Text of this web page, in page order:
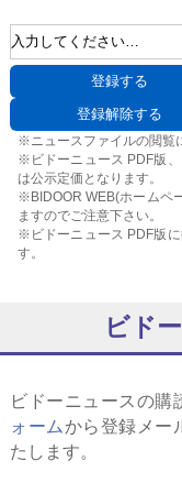
※ニュースファイルの閲覧
※ビドーニュース PDF版、
は公示定価となります。
※BIDOOR WEB(ホームペ
ますのでご注意下さい。
※ビドーニュース PDF版
す。
ビド
ビドーニュースの購
ォームから登録メー
たします。